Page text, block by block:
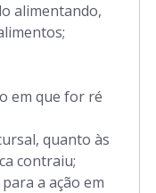
alimentando,
em que for ré
quanto às
contraiu;
a ação em